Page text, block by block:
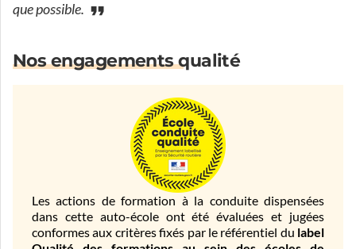
que possible.
Nos engagements qualité
Les actions de formation à la conduite dispensées
dans cette auto-école ont été évaluées et jugées
conformes aux critères fixés par le référentiel du label